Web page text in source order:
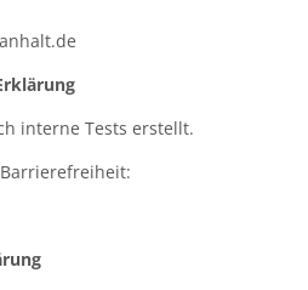
interne Tests erstellt.